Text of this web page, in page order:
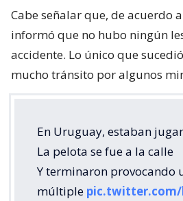
Cabe señalar que, de acuerdo
informó que no hubo ningún
accidente. Lo único que
mucho tránsito por algunos
En Uruguay, estaban
La pelota se fue a la calle
Y terminaron provocando
múltiple pic.twitter.com/